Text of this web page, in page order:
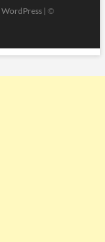
WordPress| ©